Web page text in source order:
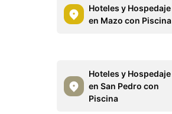
Hoteles y Hospedaje
en Mazo con Piscina
Hoteles y Hospedaje
en San Pedro con
Piscina